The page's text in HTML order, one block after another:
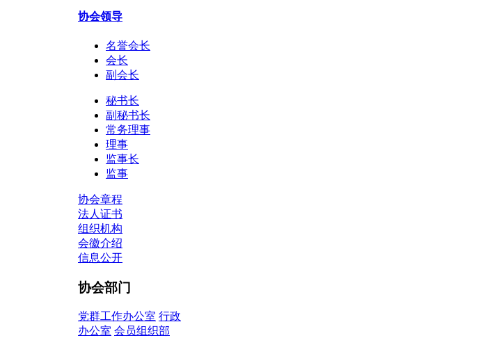
协会领导
名誉会长
会长
副会长
秘书长
副秘书长
常务理事
理事
监事长
监事
协会章程
法人证书
组织机构
会徽介绍
信息公开
协会部门
党群工作办公室 行政
办公室 会员组织部